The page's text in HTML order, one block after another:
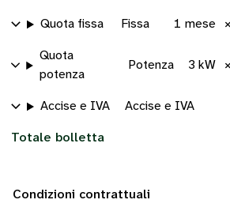
Quota fissa Fissa 1 mese ×
Quota
potenza
Potenza 3 kW ×
Accise e IVA Accise e IVA
Totale bolletta
Condizioni contrattuali